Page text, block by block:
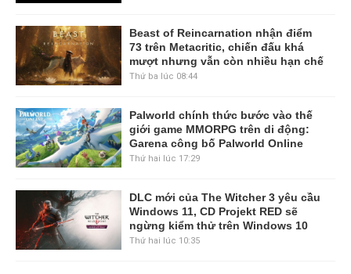
Beast of Reincarnation nhận điểm
73 trên Metacritic, chiến đấu khá
mượt nhưng vẫn còn nhiều hạn chế
Thứ ba lúc 08:44
Palworld chính thức bước vào thế
giới game MMORPG trên di động:
Garena công bố Palworld Online
Thứ hai lúc 17:29
DLC mới của The Witcher 3 yêu cầu
Windows 11, CD Projekt RED sẽ
ngừng kiểm thử trên Windows 10
Thứ hai lúc 10:35